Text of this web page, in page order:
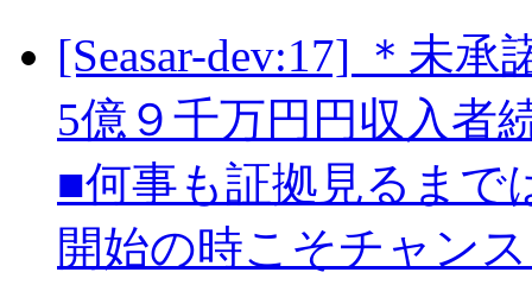
[Seasar-dev:17] ＊未
5億９千万円円収入者
■何事も証拠見るまで
開始の時こそチャン